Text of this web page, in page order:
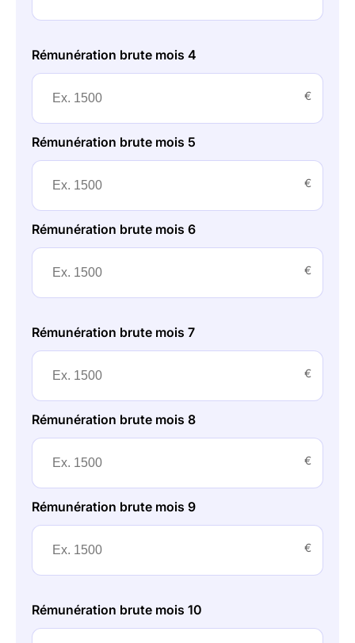
Rémunération brute mois 4
€
Rémunération brute mois 5
€
Rémunération brute mois 6
€
Rémunération brute mois 7
€
Rémunération brute mois 8
€
Rémunération brute mois 9
€
Rémunération brute mois 10